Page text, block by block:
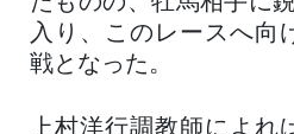
入り、このレースへ向
戦となった。